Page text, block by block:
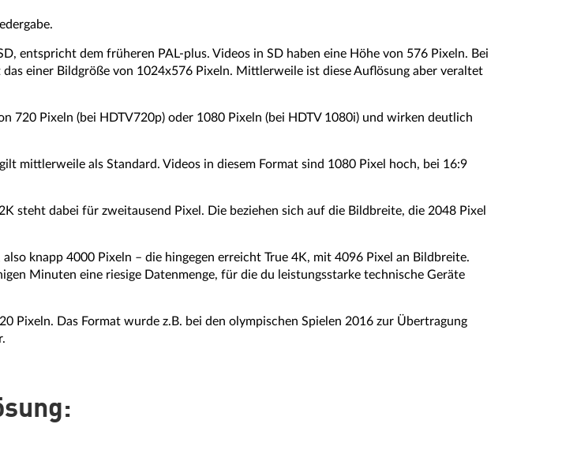
entspricht dem früheren PAL-plus. Videos in SD haben eine Höhe von 576 Pixeln. Bei
einer Bildgröße von 1024x576 Pixeln. Mittlerweile ist diese Auflösung aber veraltet
720 Pixeln (bei HDTV720p) oder 1080 Pixeln (bei HDTV 1080i) und wirken deutlich
mittlerweile als Standard. Videos in diesem Format sind 1080 Pixel hoch, bei 16:9
steht dabei für zweitausend Pixel. Die beziehen sich auf die Bildbreite, die 2048 Pixel
knapp 4000 Pixeln – die hingegen erreicht True 4K, mit 4096 Pixel an Bildbreite.
Minuten eine riesige Datenmenge, für die du leistungsstarke technische Geräte
Pixeln. Das Format wurde z.B. bei den olympischen Spielen 2016 zur Übertragung